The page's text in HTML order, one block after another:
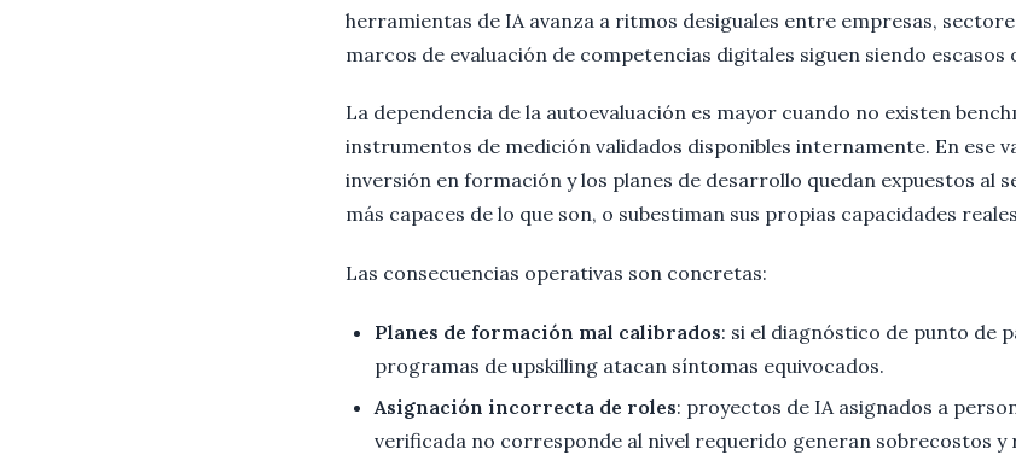
herramientas de IA avanza a ritmos desiguales entre empresas,
marcos de evaluación de competencias digitales siguen siendo
La dependencia de la autoevaluación es mayor cuando no existen
instrumentos de medición validados disponibles internamente. En ese
inversión en formación y los planes de desarrollo quedan expuestos al
más capaces de lo que son, o subestiman sus propias capacidades
Las consecuencias operativas son concretas:
Planes de formación mal calibrados: si el diagnóstico de punto de
programas de upskilling atacan síntomas equivocados.
Asignación incorrecta de roles: proyectos de IA asignados a
verificada no corresponde al nivel requerido generan sobrecostos y